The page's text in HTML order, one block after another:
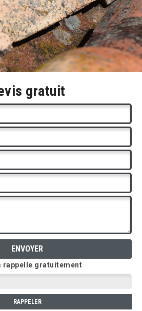
gratuit
rappelle gratuitement